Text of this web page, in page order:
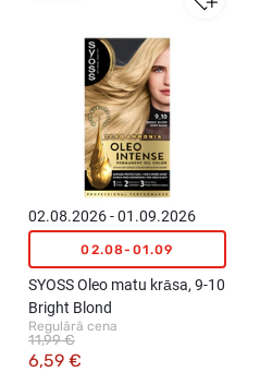
02.08.2026 - 01.09.2026
02.08-01.09
SYOSS Oleo matu krāsa, 9-10
Bright Blond
Regulārā cena
6,59 €
11,99 €